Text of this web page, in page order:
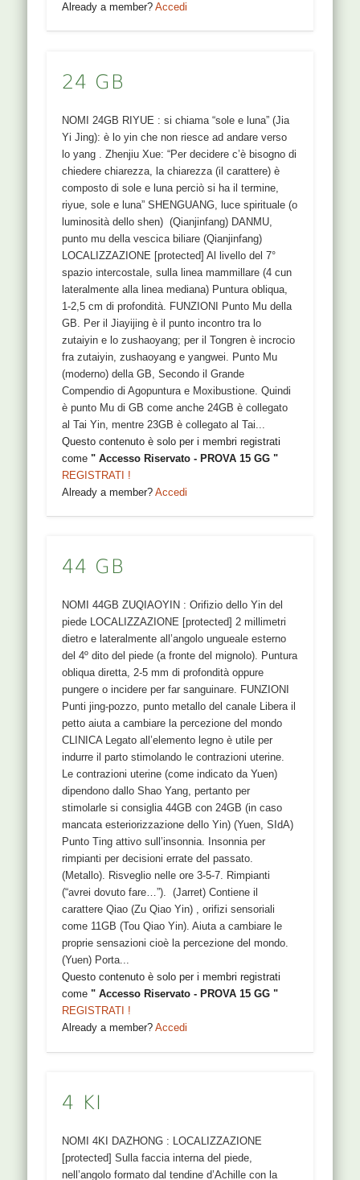
Already a member?Accedi
24 GB
NOMI 24GB RIYUE : si chiama “sole e luna” (Jia
Yi Jing): è lo yin che non riesce ad andare verso
lo yang . Zhenjiu Xue: “Per decidere c’è bisogno di
chiedere chiarezza, la chiarezza (il carattere) è
composto di sole e luna perciò si ha il termine,
riyue, sole e luna” SHENGUANG, luce spirituale (o
luminosità dello shen) (Qianjinfang) DANMU,
punto mu della vescica biliare (Qianjinfang)
LOCALIZZAZIONE [protected] Al livello del 7°
spazio intercostale, sulla linea mammillare (4 cun
lateralmente alla linea mediana) Puntura obliqua,
1-2,5 cm di profondità. FUNZIONI Punto Mu della
GB. Per il Jiayijing è il punto incontro tra lo
zutaiyin e lo zushaoyang; per il Tongren è incrocio
fra zutaiyin, zushaoyang e yangwei. Punto Mu
(moderno) della GB, Secondo il Grande
Compendio di Agopuntura e Moxibustione. Quindi
è punto Mu di GB come anche 24GB è collegato
al Tai Yin, mentre 23GB è collegato al Tai...
Questo contenuto è solo per i membri registrati
come" Accesso Riservato - PROVA 15 GG "
REGISTRATI !
Already a member?Accedi
44 GB
NOMI 44GB ZUQIAOYIN : Orifizio dello Yin del
piede LOCALIZZAZIONE [protected] 2 millimetri
dietro e lateralmente all’angolo ungueale esterno
del 4º dito del piede (a fronte del mignolo). Puntura
obliqua diretta, 2-5 mm di profondità oppure
pungere o incidere per far sanguinare. FUNZIONI
Punti jing-pozzo, punto metallo del canale Libera il
petto aiuta a cambiare la percezione del mondo
CLINICA Legato all’elemento legno è utile per
indurre il parto stimolando le contrazioni uterine.
Le contrazioni uterine (come indicato da Yuen)
dipendono dallo Shao Yang, pertanto per
stimolarle si consiglia 44GB con 24GB (in caso
mancata esteriorizzazione dello Yin) (Yuen, SIdA)
Punto Ting attivo sull’insonnia. Insonnia per
rimpianti per decisioni errate del passato.
(Metallo). Risveglio nelle ore 3-5-7. Rimpianti
(“avrei dovuto fare…”). (Jarret) Contiene il
carattere Qiao (Zu Qiao Yin) , orifizi sensoriali
come 11GB (Tou Qiao Yin). Aiuta a cambiare le
proprie sensazioni cioè la percezione del mondo.
(Yuen) Porta...
Questo contenuto è solo per i membri registrati
come" Accesso Riservato - PROVA 15 GG "
REGISTRATI !
Already a member?Accedi
4 KI
NOMI 4KI DAZHONG : LOCALIZZAZIONE
[protected] Sulla faccia interna del piede,
nell’angolo formato dal tendine d’Achille con la